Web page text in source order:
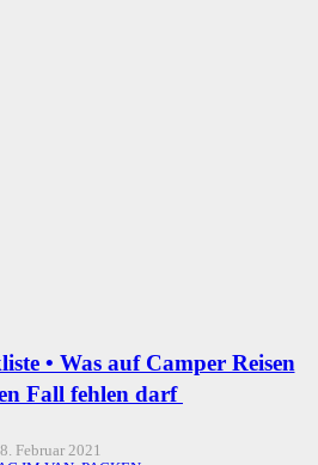
• Was auf Camper Reisen
Fall fehlen darf
8. Februar 2021